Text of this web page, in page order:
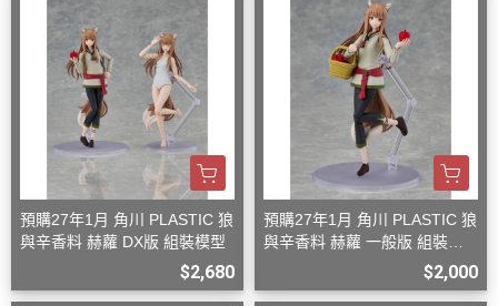
預購27年1月 角川 PLASTIC 狼
與辛香料 赫蘿 DX版 組裝模型
$2,680
預購27年1月 角川 PLASTIC 狼
與辛香料 赫蘿 一般版 組裝模
$2,000